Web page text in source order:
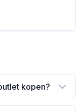
kopen?